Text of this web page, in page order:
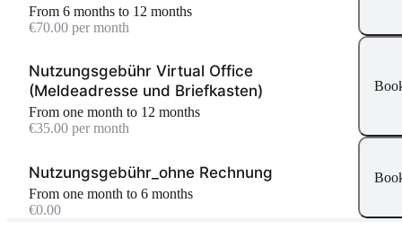
From 6 months to 12 months
€70.00 per month
Nutzungsgebühr Virtual Office
(Meldeadresse und Briefkasten)
From one month to 12 months
€35.00 per month
Nutzungsgebühr_ohne Rechnung
From one month to 6 months
€0.00